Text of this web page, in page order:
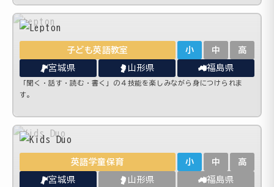
子ども英語教室 小 中 高
宮城県 山形県 福島県
「聞く・話す・読む・書く」の４技能を楽しみながら身につけられま
す。
英語学童保育 小 中 高
宮城県 山形県 福島県